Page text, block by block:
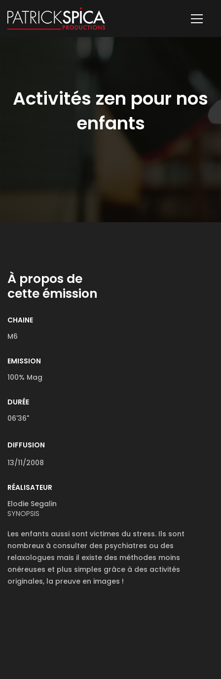
Activités zen pour nos
enfants
À propos de
cette émission
CHAINE
M6
EMISSION
100% Mag
DURÉE
06'36"
DIFFUSION
13/11/2008
RÉALISATEUR
Elodie Segalin
SYNOPSIS
Les enfants aussi sont victimes du stress. Ils sont
nombreux à consulter des psychiatres ou des
relaxologues mais il existe des méthodes moins
onéreuses et plus simples grâce à des activités
originales, la preuve en images !